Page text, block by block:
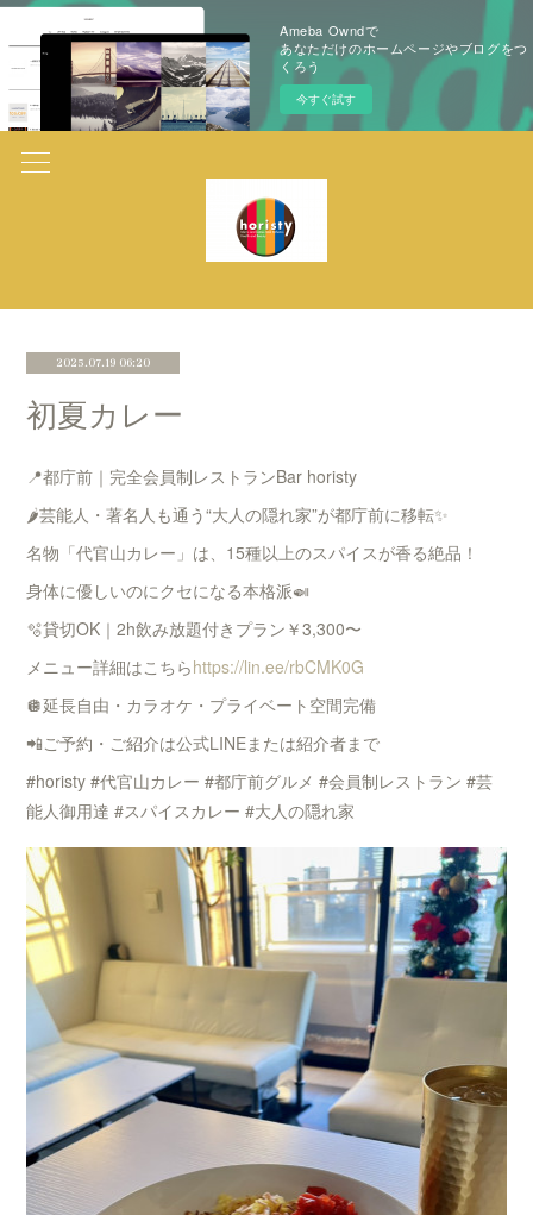
Ameba Owndで
あなただけのホームページやブログをつ
くろう
今すぐ試す
2025.07.19 06:20
初夏カレー
📍都庁前｜完全会員制レストランBar horisty
🌶芸能人・著名人も通う“大人の隠れ家”が都庁前に移転✨
名物「代官山カレー」は、15種以上のスパイスが香る絶品！
身体に優しいのにクセになる本格派🍛
🫧貸切OK｜2h飲み放題付きプラン￥3,300〜
メニュー詳細はこちらhttps://lin.ee/rbCMK0G
🪩延長自由・カラオケ・プライベート空間完備
📲ご予約・ご紹介は公式LINEまたは紹介者まで
#horisty #代官山カレー #都庁前グルメ #会員制レストラン #芸
能人御用達 #スパイスカレー #大人の隠れ家